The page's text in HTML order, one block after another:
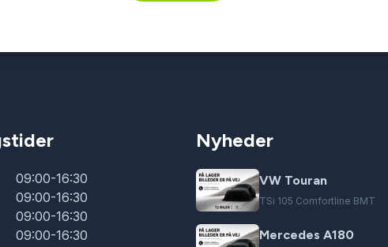
09:00-16:30
09:00-16:30
09:00-16:30
09:00-16:30
Nyheder
VW Touran
TSi 105 Comfortline BMT
Mercedes A180